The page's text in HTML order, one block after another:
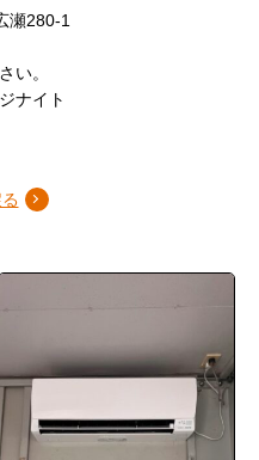
瀬280-1
い。
ナイト